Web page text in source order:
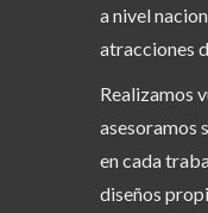
a nivel
atracciones
Realizamos
asesoramos
en cada
diseños